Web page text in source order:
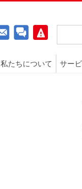
私たちについて サー